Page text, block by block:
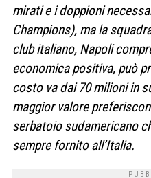
mirati e i doppioni
Champions), ma la
club italiano, Napoli
economica positiva, può
costo va dai 70 milioni in
maggior valore
serbatoio sudamericano
sempre fornito all’Italia.